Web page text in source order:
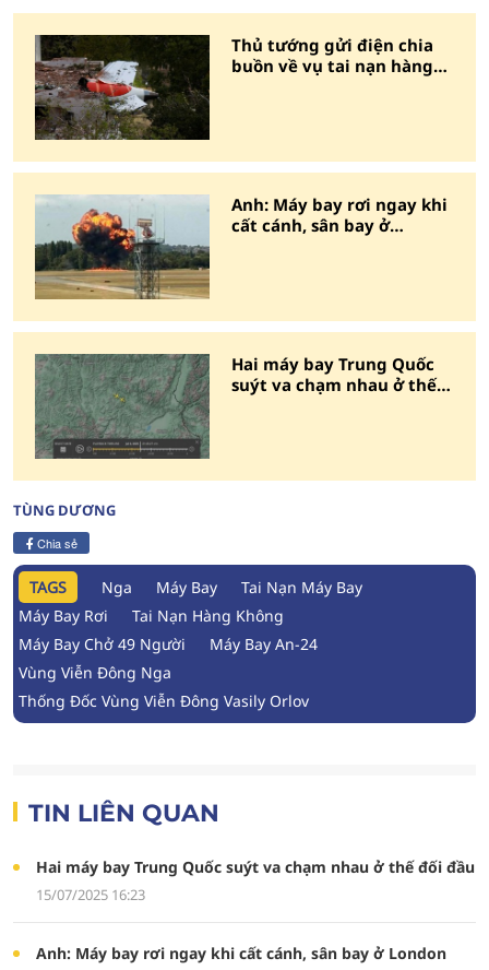
Thủ tướng gửi điện chia
buồn về vụ tai nạn hàng
Anh: Máy bay rơi ngay khi
cất cánh, sân bay ở
Hai máy bay Trung Quốc
suýt va chạm nhau ở thế
TÙNG DƯƠNG
Chia sẻ
TAGS Nga Máy Bay
Tai Nạn Máy Bay
Máy Bay Rơi
Tai Nạn Hàng Không
Máy Bay Chở 49 Người
Máy Bay An-24
Vùng Viễn Đông Nga
Thống Đốc Vùng Viễn Đông Vasily Orlov
TIN LIÊN QUAN
Hai máy bay Trung Quốc suýt va chạm nhau ở thế đối đầu
15/07/2025 16:23
Anh: Máy bay rơi ngay khi cất cánh, sân bay ở London